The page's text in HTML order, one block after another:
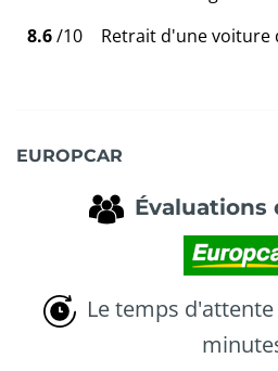
8.6/10 Retrait d'une voiture
EUROPCAR
Évaluations
Le temps